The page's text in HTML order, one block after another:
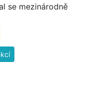
se mezinárodně